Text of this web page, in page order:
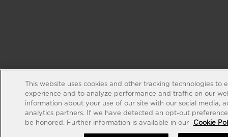
This website uses cookies and other tracking technologies to
experience and to analyze performance and traffic on our
information about your use of our site with our social media,
analytics partners. If we have detected an opt-out
be honored. Further information is available in our
Cookie